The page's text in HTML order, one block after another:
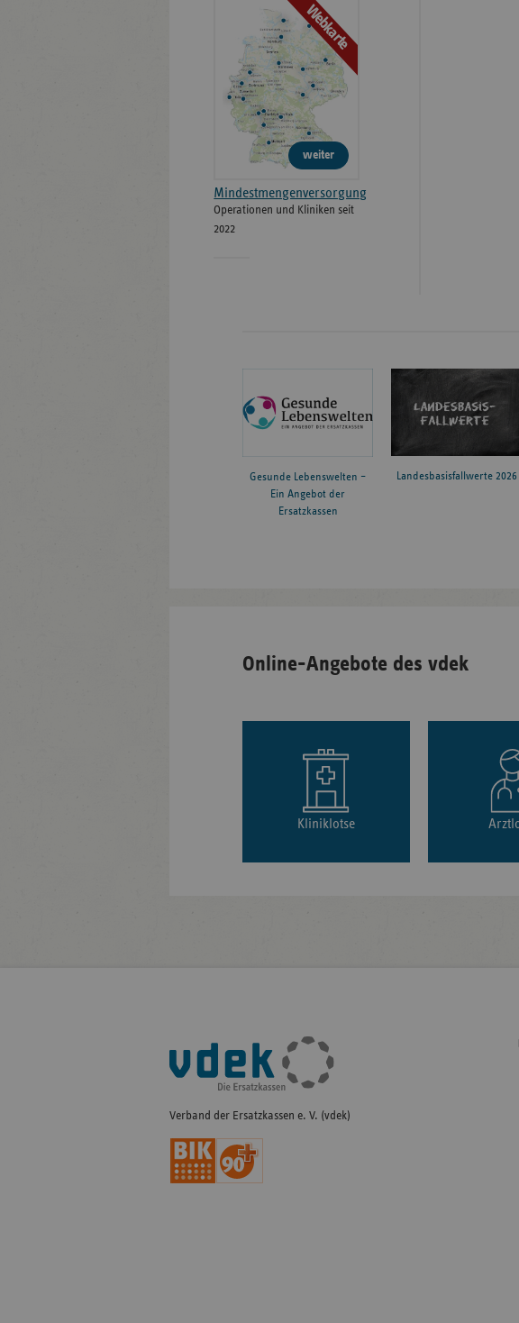
Webkarte
weiter
Mindestmengenversorgung
Operationen und Kliniken seit
2022
Gesunde Lebenswelten –
Ein Angebot der
Ersatzkassen
Landesbasisfallwerte 2026
Online-Angebote des vdek
Kliniklotse
Fußleisten-
Navigation
Verband der Ersatzkassen e. V. (vdek)